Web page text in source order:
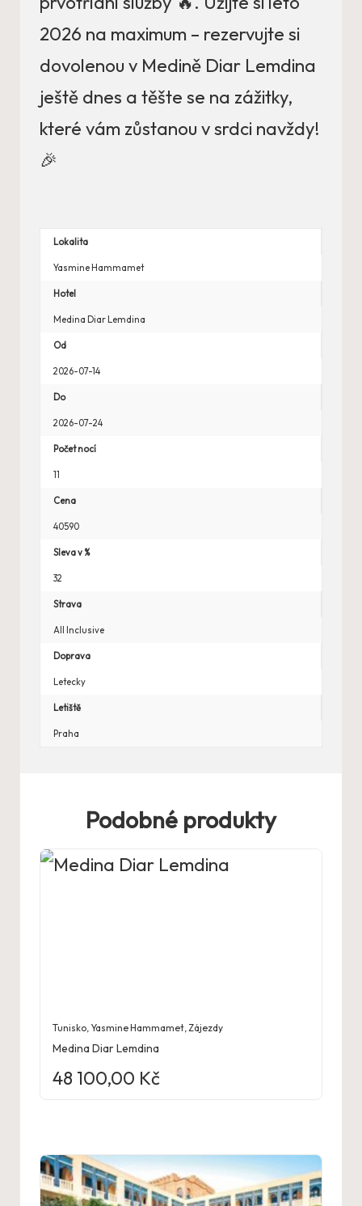
2026 na maximum – rezervujte si
dovolenou v Medině Diar Lemdina
ještě dnes a těšte se na zážitky,
které vám zůstanou v srdci navždy!
🎉
Lokalita
Yasmine Hammamet
Hotel
Medina Diar Lemdina
Od
2026-07-14
Do
2026-07-24
Počet nocí
11
Cena
40590
Sleva v %
32
Strava
All Inclusive
Doprava
Letecky
Letiště
Praha
Podobné produkty
Tunisko Yasmine Hammamet Zájezdy
Medina Diar Lemdina
48 100,00 Kč